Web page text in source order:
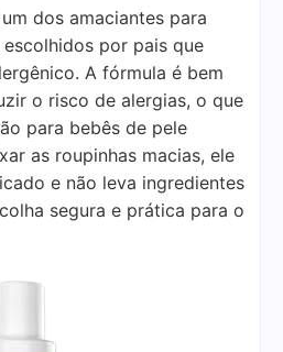
dos amaciantes para
por pais que
A fórmula é bem
o risco de alergias, o que
para bebês de pele
as roupinhas macias, ele
e não leva ingredientes
segura e prática para o